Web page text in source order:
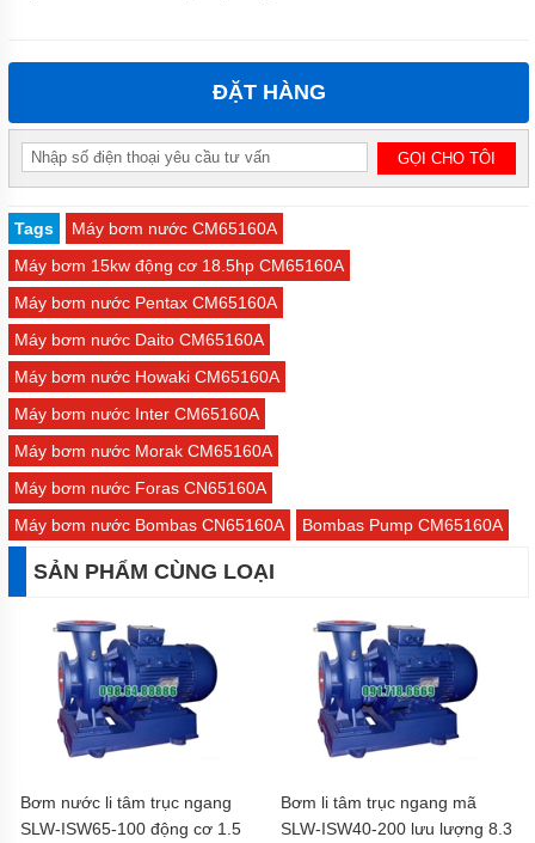
ĐẶT HÀNG
Tags
Máy bơm nước CM65160A
Máy bơm 15kw động cơ 18.5hp CM65160A
Máy bơm nước Pentax CM65160A
Máy bơm nước Daito CM65160A
Máy bơm nước Howaki CM65160A
Máy bơm nước Inter CM65160A
Máy bơm nước Morak CM65160A
Máy bơm nước Foras CN65160A
Máy bơm nước Bombas CN65160A
Bombas Pump CM65160A
SẢN PHẨM CÙNG LOẠI
Bơm nước li tâm trục ngang
SLW-ISW65-100 động cơ 1.5
Bơm li tâm trục ngang mã
SLW-ISW40-200 lưu lượng 8.3